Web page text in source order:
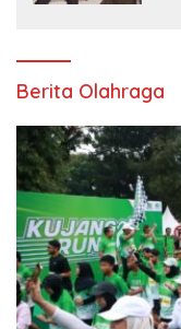
Berita Olahraga